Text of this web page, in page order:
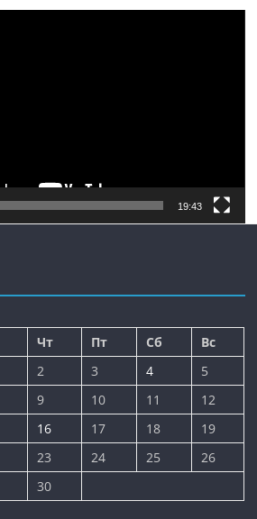
19:43
Чт Пт Сб
Вс
2 3 4
5
9 10 11
12
16 17 18
19
23 24 25
26
30